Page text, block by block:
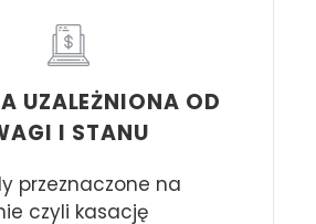
UZALEŻNIONA OD
I STANU
przeznaczone na
czyli kasację